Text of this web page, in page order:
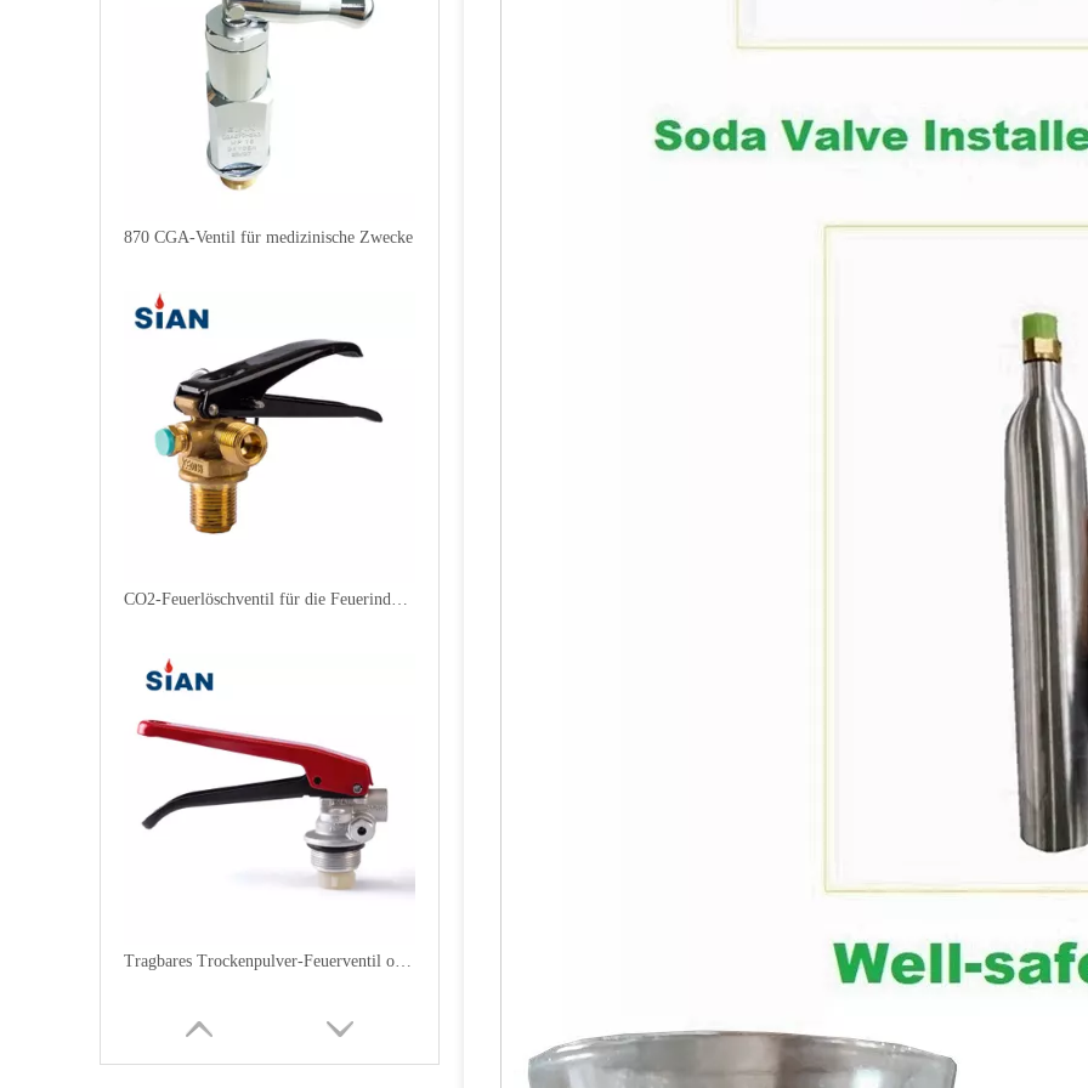
870 CGA-Ventil für medizinische Zwecke
CO2-Feuerlöschventil für die Feuerindustrie
Tragbares Trockenpulver-Feuerventil ohne Schutzkugel